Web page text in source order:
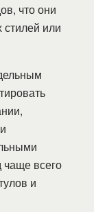
что они
или
чаще всего
и